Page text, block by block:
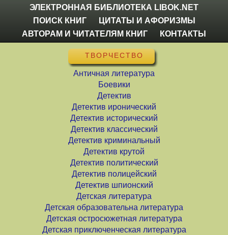
ЭЛЕКТРОННАЯ БИБЛИОТЕКА LIBOK.NET
ПОИСК КНИГ
ЦИТАТЫ И АФОРИЗМЫ
АВТОРАМ И ЧИТАТЕЛЯМ КНИГ
КОНТАКТЫ
ТВОРЧЕСТВО
Античная литература
Боевики
Детектив
Детектив иронический
Детектив исторический
Детектив классический
Детектив криминальный
Детектив крутой
Детектив политический
Детектив полицейский
Детектив шпионский
Детская литература
Детская образовательна литература
Детская остросюжетная литература
Детская приключенческая литература